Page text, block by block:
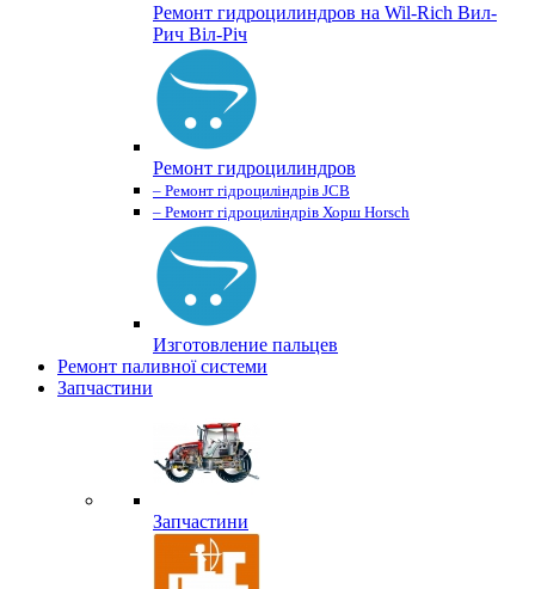
Ремонт гидроцилиндров на Wil-Rich Вил-
Рич Віл-Річ
Ремонт гидроцилиндров
– Ремонт гідроциліндрів JCB
– Ремонт гідроциліндрів Хорш Horsch
Изготовление пальцев
Ремонт паливної системи
Запчастини
Запчастини